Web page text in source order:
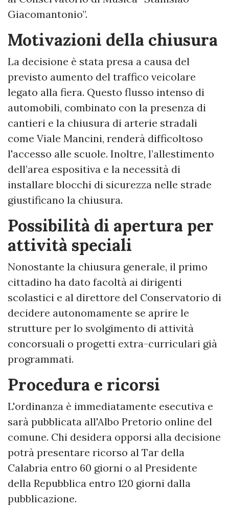
Giacomantonio”.
Motivazioni della chiusura
La decisione è stata presa a causa del
previsto aumento del traffico veicolare
legato alla fiera. Questo flusso intenso di
automobili, combinato con la presenza di
cantieri e la chiusura di arterie stradali
come Viale Mancini, renderà difficoltoso
l'accesso alle scuole. Inoltre, l’allestimento
dell’area espositiva e la necessità di
installare blocchi di sicurezza nelle strade
giustificano la chiusura.
Possibilità di apertura per
attività speciali
Nonostante la chiusura generale, il primo
cittadino ha dato facoltà ai dirigenti
scolastici e al direttore del Conservatorio di
decidere autonomamente se aprire le
strutture per lo svolgimento di attività
concorsuali o progetti extra-curriculari già
programmati.
Procedura e ricorsi
L'ordinanza è immediatamente esecutiva e
sarà pubblicata all'Albo Pretorio online del
comune. Chi desidera opporsi alla decisione
potrà presentare ricorso al Tar della
Calabria entro 60 giorni o al Presidente
della Repubblica entro 120 giorni dalla
pubblicazione.